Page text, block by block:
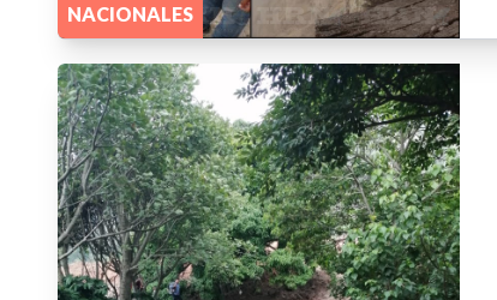
NACIONALES